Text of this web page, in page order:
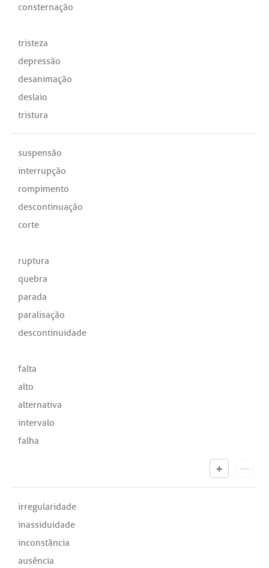
consternação
tristeza
depressão
desanimação
deslaio
tristura
suspensão
interrupção
rompimento
descontinuação
corte
ruptura
quebra
parada
paralisação
descontinuidade
falta
alto
alternativa
intervalo
falha
irregularidade
inassiduidade
inconstância
ausência